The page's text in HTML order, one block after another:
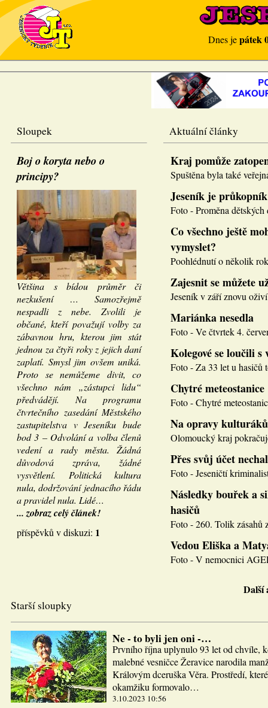
Dnes jepátek
Sloupek
Boj o koryta nebo o
principy?
Většina s bídou průměr či
nezkušení … Samozřejmě
nespadli z nebe. Zvolili je
občané, kteří považují volby za
zábavnou hru, kterou jim stát
jednou za čtyři roky z jejich daní
zaplatí. Smysl jim ovšem uniká.
Proto se nemůžeme divit, co
všechno nám „zástupci lidu“
předvádějí. Na programu
čtvrtečního zasedání Městského
zastupitelstva v Jeseníku bude
bod 3 – Odvolání a volba členů
vedení a rady města. Žádná
důvodová zpráva, žádné
vysvětlení. Politická kultura
nula, dodržování jednacího řádu
a pravidel nula. Lidé…
... zobraz celý článek!
příspěvků v diskuzi: 1
Aktuální články
Kraj pomůže
Spuštěna byla také
Jeseník je průkopník
Foto - Proměna
Co všechno ještě
vymyslet?
Poohlédnutí o několik
Zajesnit se můžete
Jeseník v září znovu
Mariánka nesedla
Foto - Ve čtvrtek 4.
Kolegové se loučili s
Foto - Za 33 let u hasičů
Chytré meteostanice
Foto - Chytré
Na opravy
Olomoucký kraj
Přes svůj účet
Foto - Jeseničtí
Následky bouřek a
hasičů
Foto - 260. Tolik zásahů
Vedou Eliška a
Foto - V nemocnici
Starší sloupky
Ne - to byli jen oni -…
Prvního října uplynulo 93 let od chvíle,
malebné vesničce Žeravice narodila
Královým dceruška Věra. Prostředí,
okamžiku formovalo…
3.10.2023 10:56